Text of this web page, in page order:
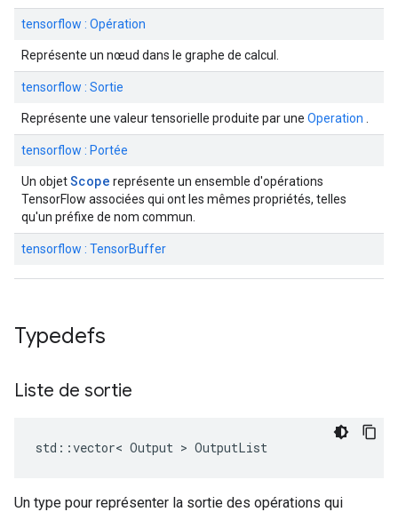
tensorflow : Opération
Représente un nœud dans le graphe de calcul.
tensorflow : Sortie
Représente une valeur tensorielle produite par une Operation
tensorflow : Portée
Un objetScope représente un ensemble d'opérations
TensorFlow associées qui ont les mêmes propriétés, telles
qu'un préfixe de nom commun.
tensorflow : TensorBuffer
Typedefs
Liste de sortie
std::vector< Output > OutputList
Un type pour représenter la sortie des opérations qui